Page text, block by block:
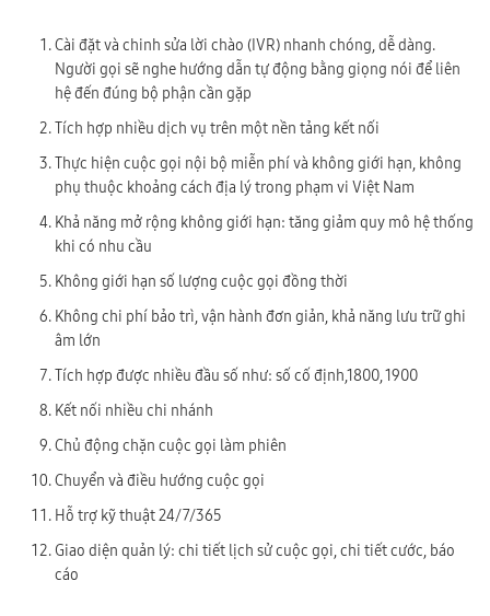
Cài đặt và chinh sửa lời chào (IVR) nhanh chóng, dễ dàng.
Người gọi sẽ nghe hướng dẫn tự động bằng giọng nói để liên
hệ đến đúng bộ phận cần gặp
Tích hợp nhiều dịch vụ trên một nền tảng kết nối
Thực hiện cuộc gọi nội bộ miễn phí và không giới hạn, không
phụ thuộc khoảng cách địa lý trong phạm vi Việt Nam
Khả năng mở rộng không giới hạn: tăng giảm quy mô hệ thống
khi có nhu cầu
Không giới hạn số lượng cuộc gọi đồng thời
Không chi phí bảo trì, vận hành đơn giản, khả năng lưu trữ ghi
âm lớn
Tích hợp được nhiều đầu số như: số cố định,1800, 1900
Kết nối nhiều chi nhánh
Chủ động chặn cuộc gọi làm phiên
Chuyển và điều hướng cuộc gọi
Hỗ trợ kỹ thuật 24/7/365
Giao diện quản lý: chi tiết lịch sử cuộc gọi, chi tiết cước, báo
cáo